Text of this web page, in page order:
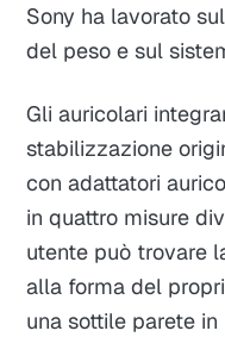
Sony ha lavorato
del peso e sul
Gli auricolari
stabilizzazione
con adattatori
in quattro misure
utente può trovare
alla forma del
una sottile parete